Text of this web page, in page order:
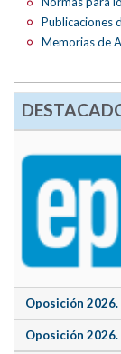
Publicaciones
Memorias de
Oposición
Oposición